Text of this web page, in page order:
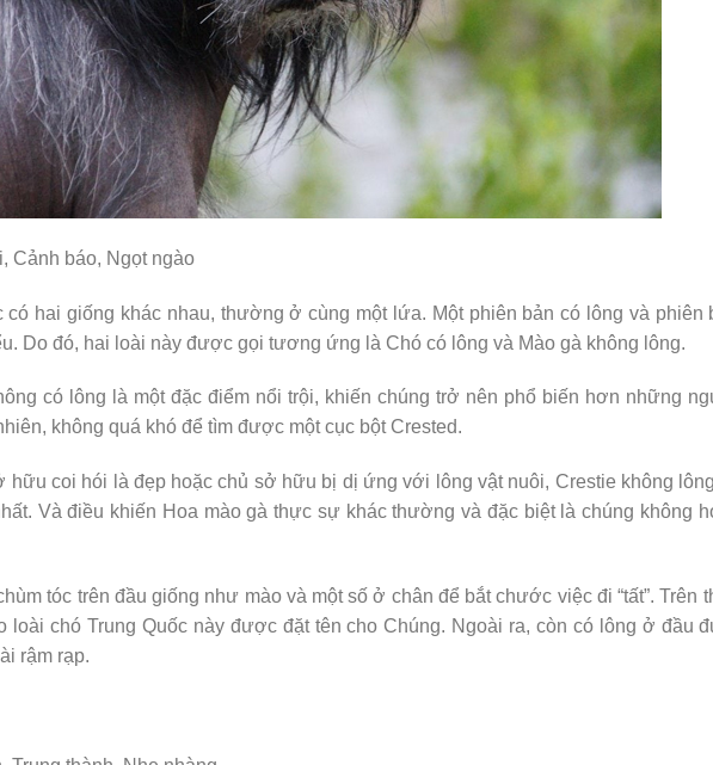
Cảnh báo, Ngọt ngào
có hai giống khác nhau, thường ở cùng một lứa. Một phiên bản có lông và phiên
Do đó, hai loài này được gọi tương ứng là Chó có lông và Mào gà không lông.
có lông là một đặc điểm nổi trội, khiến chúng trở nên phổ biến hơn những
không quá khó để tìm được một cục bột Crested.
coi hói là đẹp hoặc chủ sở hữu bị dị ứng với lông vật nuôi, Crestie không
Và điều khiến Hoa mào gà thực sự khác thường và đặc biệt là chúng không
tóc trên đầu giống như mào và một số ở chân để bắt chước việc đi “tất”. Trên
loài chó Trung Quốc này được đặt tên cho Chúng. Ngoài ra, còn có lông ở đầu
rậm rạp.